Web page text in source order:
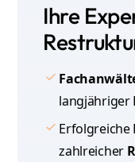
Ihre
langjähriger
Erfolgreiche
zahlreicher